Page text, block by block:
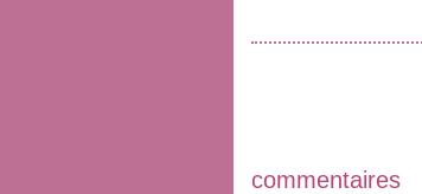
commentaires